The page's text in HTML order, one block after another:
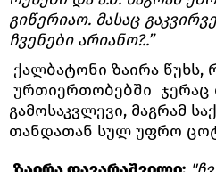
გიწერიაო. მასაც
ჩვენები არიანო?..”
ქალბატონი ზაირა
ურთიერთობებში ჯერაც
გამოსაკვლევი, მაგრამ
თანდათან სულ უფრო